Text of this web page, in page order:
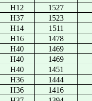
H12 1527
H37 1523
H14 1511
H16 1478
H40 1469
H40 1469
H40 1451
H36 1444
H36 1416